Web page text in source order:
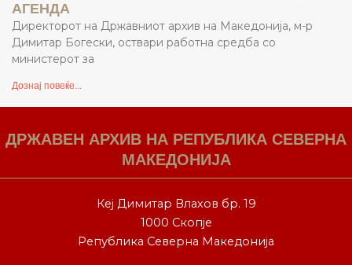
АГЕНДА
Директорот на Државниот архив на Македонија, м-р
Димитар Богески, оствари работна средба со
министерот за
Дознај повеќе...
ДРЖАВЕН АРХИВ НА РЕПУБЛИКА СЕВЕРНА
МАКЕДОНИЈА
Кеј Димитар Влахов бр. 19
1000 Скопје
Република Северна Македонија